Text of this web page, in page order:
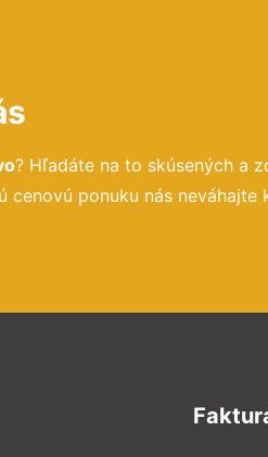
? Hľadáte na to skúsených a
cenovú ponuku nás